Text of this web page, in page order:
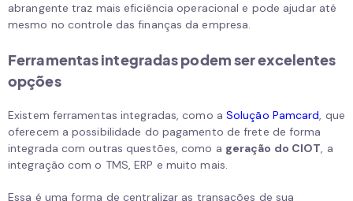
abrangente traz mais eficiência operacional e pode ajudar até
mesmo no controle das finanças da empresa.
Ferramentas integradas podem ser excelentes
opções
Existem ferramentas integradas, como a Solução Pamcard, que
oferecem a possibilidade do pagamento de frete de forma
integrada com outras questões, como a geração do CIOT, a
integração com o TMS, ERP e muito mais.
Essa é uma forma de centralizar as transações de sua